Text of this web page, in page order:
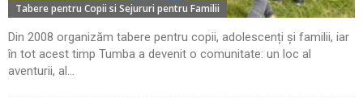
Tabere pentru Copii si Sejururi pentru Familii
Din 2008 organizăm tabere pentru copii, adolescenți și familii, iar
în tot acest timp Tumba a devenit o comunitate: un loc al
aventurii, al...